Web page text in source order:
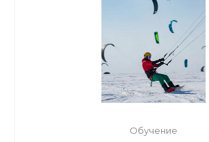
Обучение